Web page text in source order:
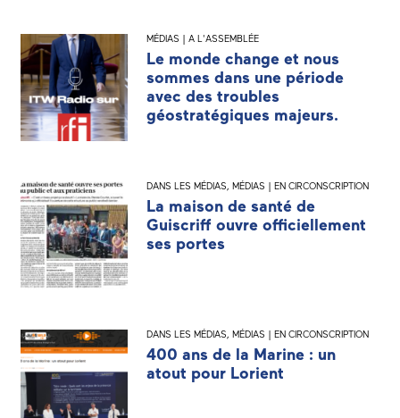
MÉDIAS | A L'ASSEMBLÉE
Le monde change et nous
sommes dans une période
avec des troubles
géostratégiques majeurs.
DANS LES MÉDIAS, MÉDIAS | EN CIRCONSCRIPTION
La maison de santé de
Guiscriff ouvre officiellement
ses portes
DANS LES MÉDIAS, MÉDIAS | EN CIRCONSCRIPTION
400 ans de la Marine : un
atout pour Lorient